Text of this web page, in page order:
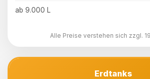
ab 9.000 L
Alle Preise verstehen sich zzgl.
Erdtanks